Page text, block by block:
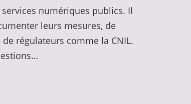
numériques publics. Il
leurs mesures, de
régulateurs comme la CNIL.